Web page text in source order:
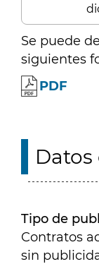
Se puede
siguientes
PDF
Tipo de
Contratos
sin